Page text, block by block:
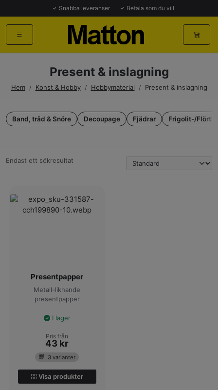
Snabba leveranser Betala som du vill
Present & inslagning
Hem / Konst & Hobby / Hobbymaterial / Present & inslagning
Band, tråd & Snöre Decoupage Fjädrar Frigolit-/
Endast ett sökresultat
Presentpapper
Metall-liknande
presentpapper
I lager
Pris från
43 kr
3 varianter
Visa produkter